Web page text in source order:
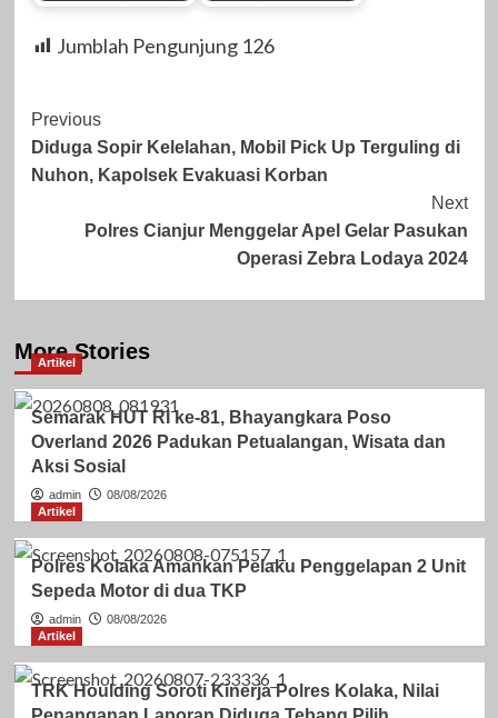
Jumblah Pengunjung 126
Post
Navigation
Previous
Diduga Sopir Kelelahan, Mobil Pick Up Terguling di
Nuhon, Kapolsek Evakuasi Korban
Next
Polres Cianjur Menggelar Apel Gelar Pasukan
Operasi Zebra Lodaya 2024
More Stories
Artikel
Semarak HUT RI ke-81, Bhayangkara Poso
Overland 2026 Padukan Petualangan, Wisata dan
Aksi Sosial
admin
08/08/2026
Artikel
Polres Kolaka Amankan Pelaku Penggelapan 2 Unit
Sepeda Motor di dua TKP
admin
08/08/2026
Artikel
TRK Houlding Soroti Kinerja Polres Kolaka, Nilai